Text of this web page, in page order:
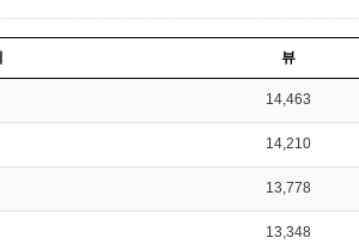
뷰
14,463
14,210
13,778
13,348